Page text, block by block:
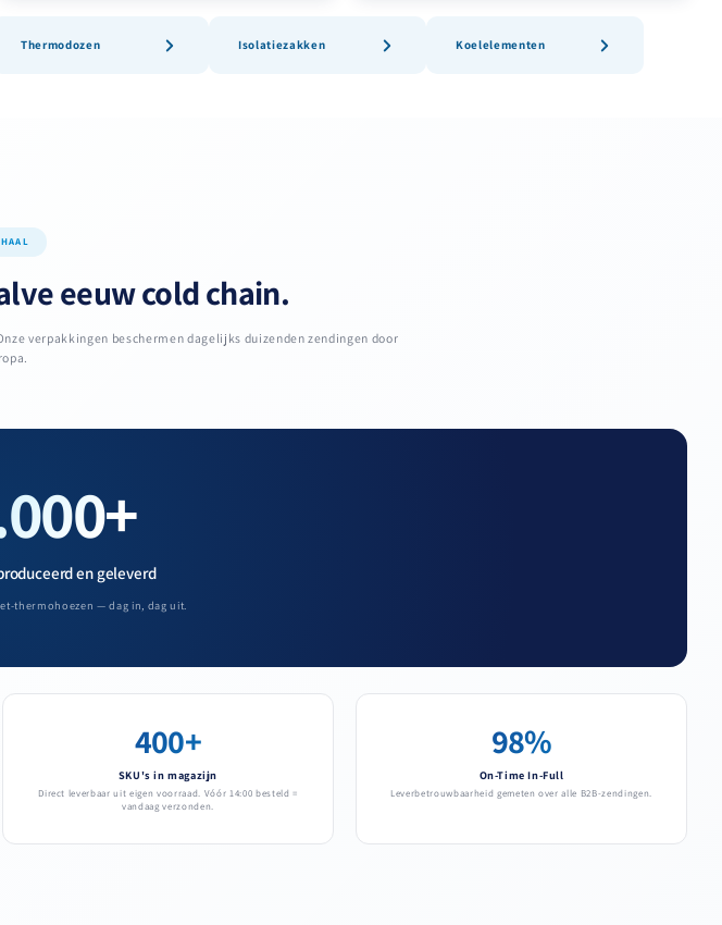
Thermodozen Isolatiezakken Koelelementen
eeuw cold chain.
verpakkingen beschermen dagelijks duizenden zendingen door
en geleverd
thermohoezen — dag in, dag uit.
400+
SKU's in magazijn
Direct leverbaar uit eigen voorraad. Vóór 14:00 besteld =
vandaag verzonden.
98%
On-Time In-Full
Leverbetrouwbaarheid gemeten over alle B2B-zendingen.